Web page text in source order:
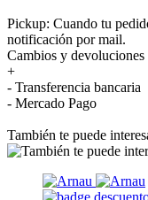
Pickup: Cuando tu
notificación por mail.
Cambios y devoluciones
+
- Transferencia bancaria
- Mercado Pago
También te puede